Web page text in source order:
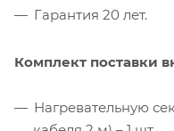
Гарантия 20 лет.
Комплект поставки
Нагревательную